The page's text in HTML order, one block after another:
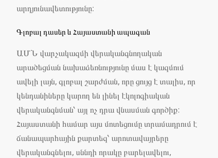
արդյունավետությունը:
Գլոբալ դասեր և Հայաստանի ապագան
ԱՄՆ վարչակազմի վերականգնողական
արածեցման նախաձեռնությունը մաս է կազմում
ավելի լայն, գլոբալ շարժման, որը ցույց է տալիս, որ
կենդանիները կարող են լինել էկոլոգիական
վերականգնման՝ այլ ոչ դրա վնասման գործիք:
Հայաստանի համար այս մոտեցումը տրամադրում է
ճանապարհային քարտեզ՝ արոտավայրերը
վերականգնելու, սննդի որակը բարելավելու,